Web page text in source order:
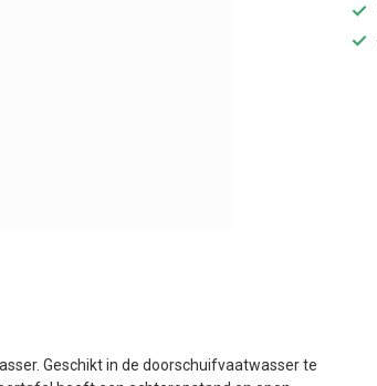
Geschikt in de doorschuifvaatwasser te